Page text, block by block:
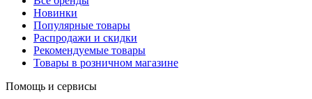
Новинки
Популярные товары
Распродажи и скидки
Рекомендуемые товары
Товары в розничном магазине
Помощь и сервисы